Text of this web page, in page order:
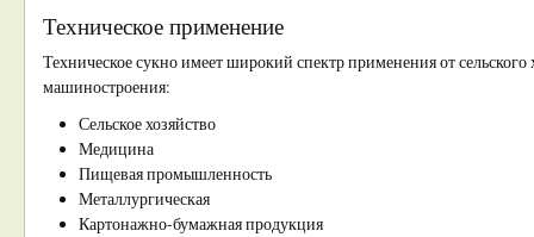
Техническое применение
Техническое сукно имеет широкий спектр применения от сельского
машиностроения:
Сельское хозяйство
Медицина
Пищевая промышленность
Металлургическая
Картонажно-бумажная продукция